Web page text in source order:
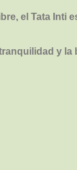
el Tata Inti
y la